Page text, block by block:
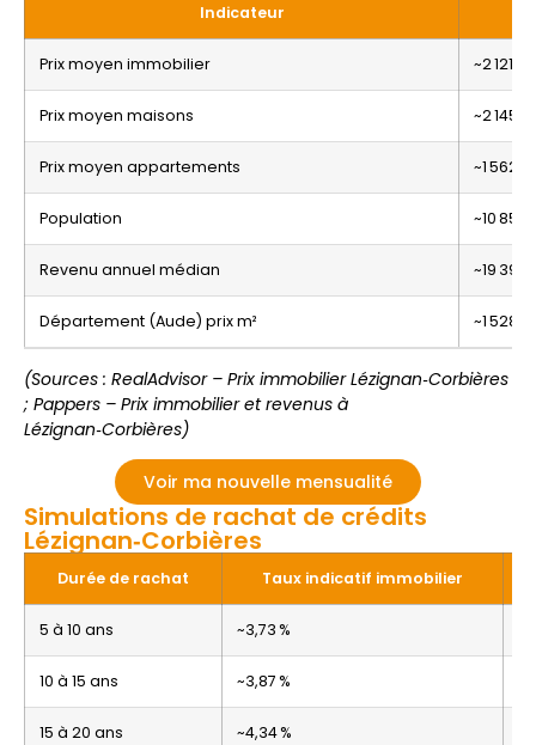
Indicateur
Prix moyen immobilier ~2 121
Prix moyen maisons ~2 145
Prix moyen appartements ~1 562
Population ~10
Revenu annuel médian ~19 390
Département (Aude) prix m² ~1 528
(Sources : RealAdvisor – Prix immobilier Lézignan‑Corbières
; Pappers – Prix immobilier et revenus à
Lézignan‑Corbières)
Voir ma nouvelle mensualité
Simulations de rachat de crédits
Lézignan‑Corbières
Durée de rachat Taux indicatif immobilier
5 à 10 ans ~3,73 %
10 à 15 ans ~3,87 %
15 à 20 ans ~4,34 %